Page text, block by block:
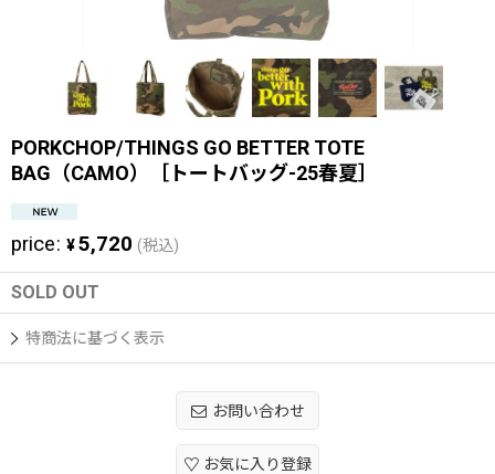
PORKCHOP/THINGS GO BETTER TOTE
BAG（CAMO）［トートバッグ-25春夏］
price: ¥5,720 (税込)
SOLD OUT
特商法に基づく表示
お問い合わせ
お気に入り登録